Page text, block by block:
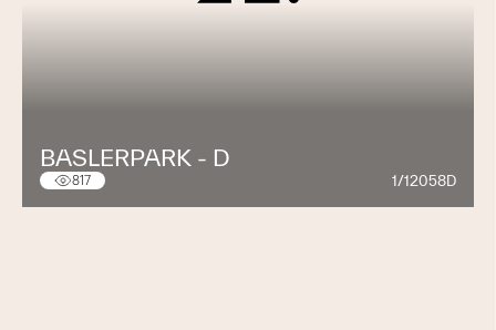
BASLERPARK - D
817 1/12058D